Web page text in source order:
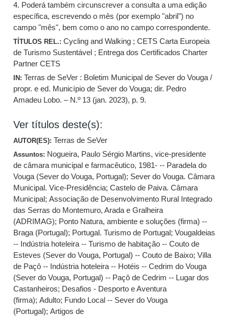
4. Poderá também circunscrever a consulta a uma edição
específica, escrevendo o mês (por exemplo "abril") no
campo "mês", bem como o ano no campo correspondente.
TÍTULOS REL.:Cycling and Walking ; CETS Carta Europeia
de Turismo Sustentável ; Entrega dos Certificados Charter
Partner CETS
IN: Terras de SeVer : Boletim Municipal de Sever do Vouga /
propr. e ed. Município de Sever do Vouga; dir. Pedro
Amadeu Lobo. – N.º 13 (jan. 2023), p. 9.
Ver títulos deste(s):
AUTOR(ES): Terras de SeVer
Assuntos: Nogueira, Paulo Sérgio Martins, vice-presidente
de câmara municipal e farmacêutico, 1981- -- Paradela do
Vouga (Sever do Vouga, Portugal); Sever do Vouga. Câmara
Municipal. Vice-Presidência;Castelo de Paiva. Câmara
Municipal;Associação de Desenvolvimento Rural Integrado
das Serras do Montemuro, Arada e Gralheira
(ADRIMAG); Ponto Natura, ambiente e soluções (firma) --
Braga (Portugal); Portugal. Turismo de Portugal;Vougaldeias
-- Indústria hoteleira -- Turismo de habitação -- Couto de
Esteves (Sever do Vouga, Portugal) -- Couto de Baixo;Villa
de Paçô -- Indústria hoteleira -- Hotéis -- Cedrim do Vouga
(Sever do Vouga, Portugal) -- Paçô de Cedrim -- Lugar dos
Castanheiros; Desafios - Desporto e Aventura
(firma);Adulto; Fundo Local -- Sever do Vouga
(Portugal);Artigos de